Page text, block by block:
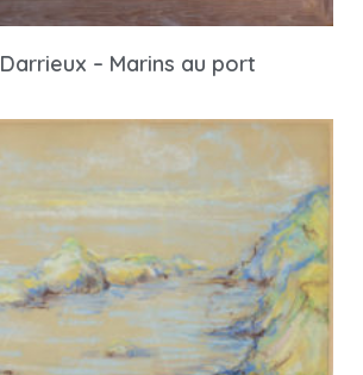
– Marins au port